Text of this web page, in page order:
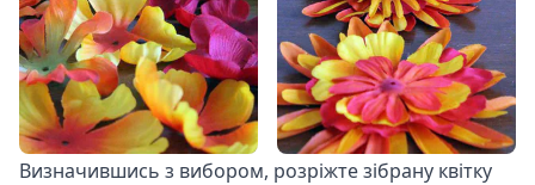
Визначившись з вибором, розріжте зібрану квітку